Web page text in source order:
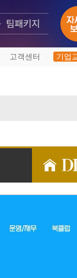
고객센터 기업